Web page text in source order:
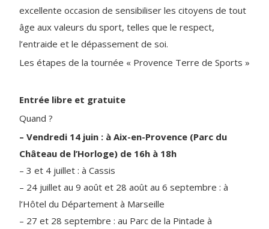
excellente occasion de sensibiliser les citoyens de tout
âge aux valeurs du sport, telles que le respect,
l’entraide et le dépassement de soi.
Les étapes de la tournée « Provence Terre de Sports »
Entrée libre et gratuite
Quand ?
– Vendredi 14 juin : à Aix-en-Provence (Parc du
Château de l’Horloge) de 16h à 18h
– 3 et 4 juillet : à Cassis
– 24 juillet au 9 août et 28 août au 6 septembre : à
l’Hôtel du Département à Marseille
– 27 et 28 septembre : au Parc de la Pintade à